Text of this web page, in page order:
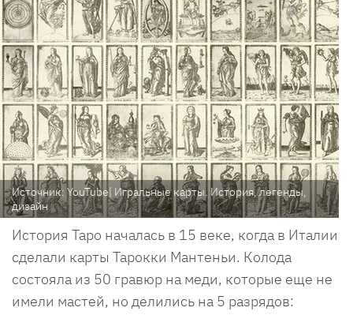
Источник: YouTube| Игральные карты. История, легенды,
дизайн
История Таро началась в 15 веке, когда в Италии
сделали карты Тарокки Мантеньи. Колода
состояла из 50 гравюр на меди, которые еще не
имели мастей, но делились на 5 разрядов: